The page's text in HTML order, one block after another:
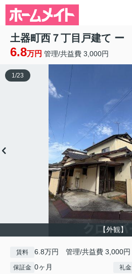
土器町西７丁目戸建て ー
6.8万円 管理/共益費 3,000円
【外観】
1/23
賃料 6.8万円 管理/共益費 3,000円
保証金 0ヶ月 礼金